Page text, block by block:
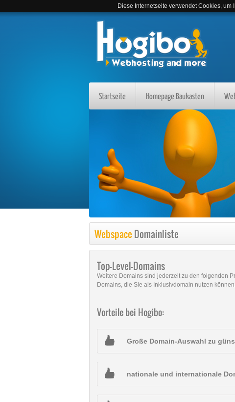
Diese Internetseite verwendet Cookies,
Startseite Homepage Baukasten
Webspace Domainliste
Top-Level-Domains
Weitere Domains sind jederzeit zu den folgenden
Domains, die Sie als Inklusivdomain nutzen
Vorteile bei Hogibo:
Große Domain-Auswahl zu
nationale und internationale